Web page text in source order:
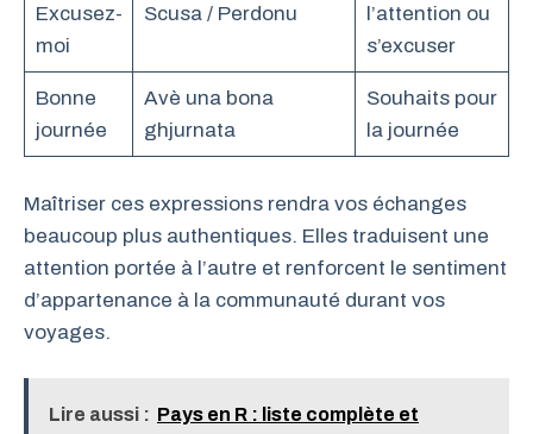
Excusez-
moi
Scusa / Perdonu
l’attention ou
s’excuser
Bonne
journée
Avè una bona
ghjurnata
Souhaits pour
la journée
Maîtriser ces expressions rendra vos échanges
beaucoup plus authentiques. Elles traduisent une
attention portée à l’autre et renforcent le sentiment
d’appartenance à la communauté durant vos
voyages.
Lire aussi : Pays en R : liste complète et